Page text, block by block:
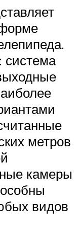
система
метров
камеры
видов